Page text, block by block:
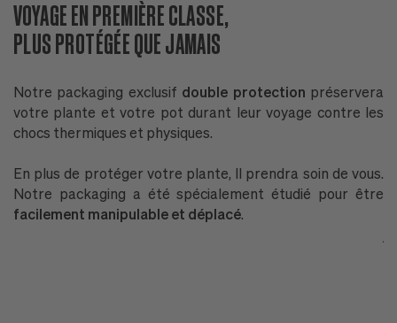
VOYAGE EN PREMIÈRE CLASSE,
PLUS PROTÉGÉE QUE JAMAIS
Notre packaging exclusif double protection préservera
votre plante et votre pot durant leur voyage contre les
chocs thermiques et physiques.
En plus de protéger votre plante, Il prendra soin de vous.
Notre packaging a été spécialement étudié pour être
facilement manipulable et déplacé.